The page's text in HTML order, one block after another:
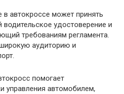
в автокроссе может принять
удостоверение и
требованиям регламента.
аудиторию и
помогает
управления автомобилем,